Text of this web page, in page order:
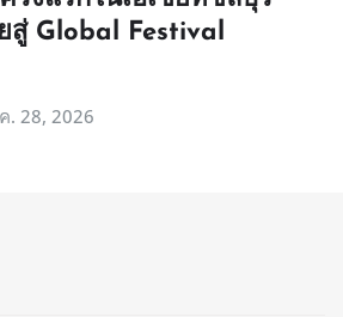
สู่ Global Festival
. 28, 2026